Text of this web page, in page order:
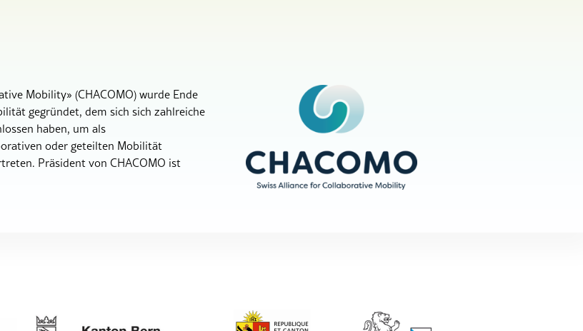
Mobility» (CHACOMO) wurde Ende
gegründet, dem sich sich zahlreiche
haben, um als
oder geteilten Mobilität
Präsident von CHACOMO ist